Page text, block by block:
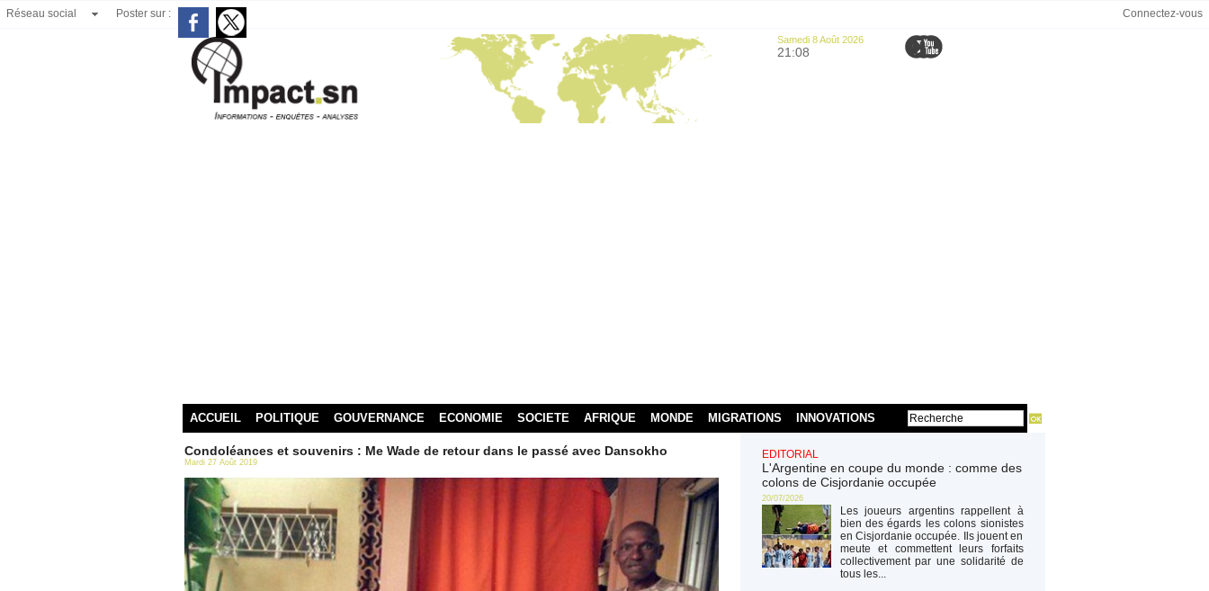
Réseau social Poster sur : Connectez-vous
Samedi 8 Août 2026
21:08
ACCUEIL POLITIQUE GOUVERNANCE ECONOMIE SOCIETE AFRIQUE MONDE MIGRATIONS INNOVATIONS
Condoléances et souvenirs : Me Wade de retour dans le passé avec Dansokho
Mardi 27 Août 2019
EDITORIAL
L'Argentine en coupe du monde : comme des
colons de Cisjordanie occupée
20/07/2026
Les joueurs argentins rappellent à
bien des égards les colons sionistes
en Cisjordanie occupée. Ils jouent en
meute et commettent leurs forfaits
collectivement par une solidarité de
tous les...